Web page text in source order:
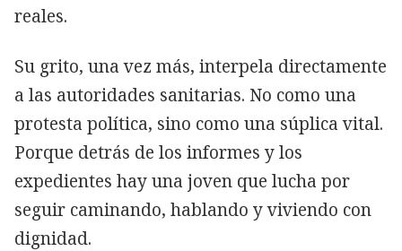
reales.
Su grito, una vez más, interpela directamente
a las autoridades sanitarias. No como una
protesta política, sino como una súplica vital.
Porque detrás de los informes y los
expedientes hay una joven que lucha por
seguir caminando, hablando y viviendo con
dignidad.